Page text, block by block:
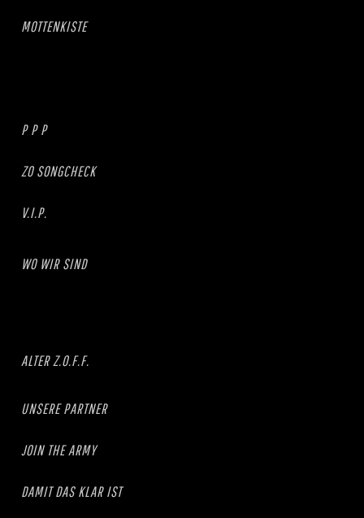
MOTTENKISTE
P P P
ZO SONGCHECK
V.I.P.
WO WIR SIND
ALTER Z.O.F.F.
UNSERE PARTNER
JOIN THE ARMY
DAMIT DAS KLAR IST